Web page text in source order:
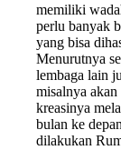
memiliki
perlu banyak
yang bisa
Menurutnya
lembaga lain
misalnya
kreasinya
bulan ke
dilakukan